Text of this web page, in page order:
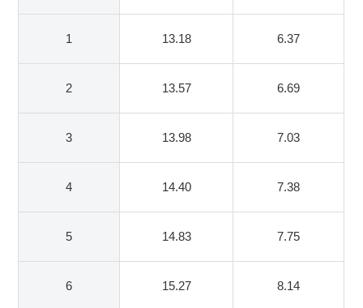
1 13.18 6.37
2 13.57 6.69
3 13.98 7.03
4 14.40 7.38
5 14.83 7.75
6 15.27 8.14